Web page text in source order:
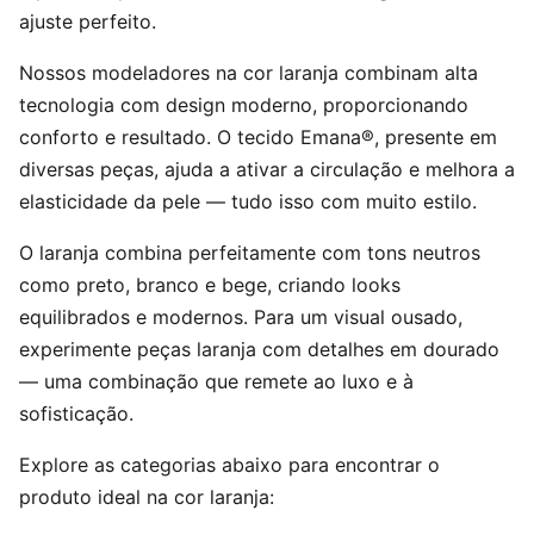
ajuste perfeito.
Nossos modeladores na cor laranja combinam alta
tecnologia com design moderno, proporcionando
conforto e resultado. O tecido Emana®, presente em
diversas peças, ajuda a ativar a circulação e melhora a
elasticidade da pele — tudo isso com muito estilo.
O laranja combina perfeitamente com tons neutros
como preto, branco e bege, criando looks
equilibrados e modernos. Para um visual ousado,
experimente peças laranja com detalhes em dourado
— uma combinação que remete ao luxo e à
sofisticação.
Explore as categorias abaixo para encontrar o
produto ideal na cor laranja: